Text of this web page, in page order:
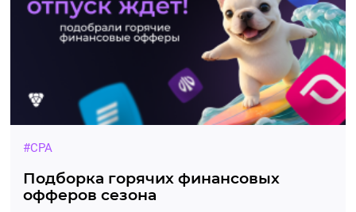
#CPA
Подборка горячих финансовых
офферов сезона